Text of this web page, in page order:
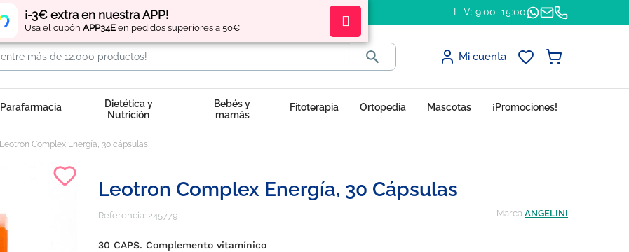
¡-3€ extra en nuestra APP!
Usa el cupón APP34E en pedidos superiores a 50€
Regístratey obtén L–V: 9:00–15:00
 Mi cuenta
Parafarmacia
Dietética y
Nutrición
Bebés y
mamás
Fitoterapia Ortopedia Mascotas ¡Promociones!
Leotron Complex Energía, 30 cápsulas
Leotron Complex Energía, 30 Cápsulas
Referencia: 245779 Marca ANGELINI
30 CAPS. Complemento vitamínico